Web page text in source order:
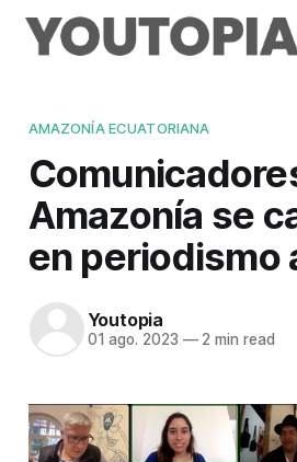
AMAZONÍA ECUATORIANA
Amazonía se
en periodismo
Youtopia
01 ago. 2023 —2 min read